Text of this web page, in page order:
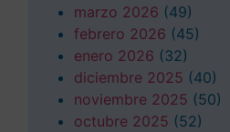
marzo 2026 (49)
febrero 2026 (45)
enero 2026 (32)
diciembre 2025 (40)
noviembre 2025 (50)
octubre 2025 (52)